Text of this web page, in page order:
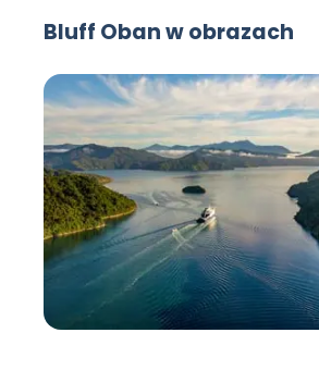
Bluff Oban w obrazach